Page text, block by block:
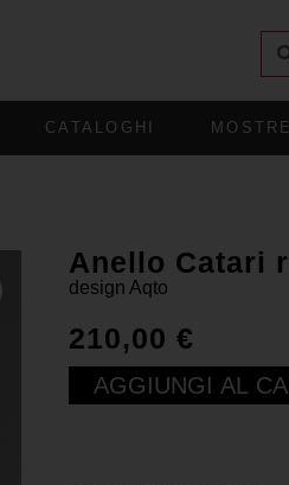
CATALOGHI MOSTRE
Anello Catari
design Aqto
210,00 €
AGGIUNGI AL